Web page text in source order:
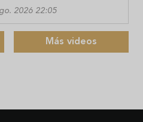
2026 22:05
Más videos